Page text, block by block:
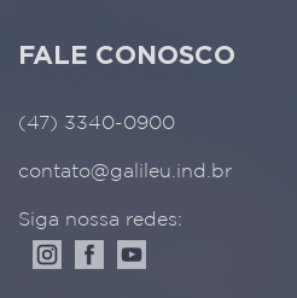
FALE CONOSCO
(47) 3340-0900
contato@galileu.ind.br
Siga nossa redes: